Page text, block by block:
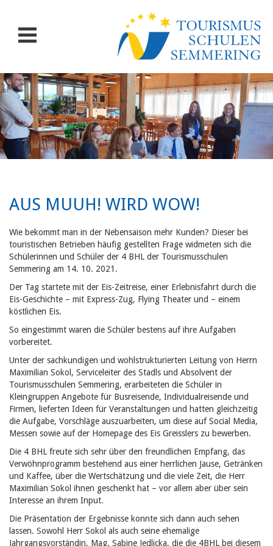
AUS MUUH! WIRD WOW!
Wie bekommt man in der Nebensaison mehr Kunden? Dieser bei
touristischen Betrieben häufig gestellten Frage widmeten sich die
Schülerinnen und Schüler der 4 BHL der Tourismusschulen
Semmering am 14. 10. 2021.
Der Tag startete mit der Eis-Zeitreise, einer Erlebnisfahrt durch die
Eis-Geschichte – mit Express-Zug, Flying Theater und – einem
köstlichen Eis.
So eingestimmt waren die Schüler bestens auf ihre Aufgaben
vorbereitet.
Unter der sachkundigen und wohlstrukturierten Leitung von Herrn
Maximilian Sokol, Serviceleiter des Stadls und Absolvent der
Tourismusschulen Semmering, erarbeiteten die Schüler in
Kleingruppen Angebote für Busreisende, Individualreisende und
Firmen, lieferten Ideen für Veranstaltungen und hatten gleichzeitig
die Aufgabe, Vorschläge auszuarbeiten, um diese auf Social Media,
Messen sowie auf der Homepage des Eis Greisslers zu bewerben.
Die 4 BHL freute sich sehr über den freundlichen Empfang, das
Verwöhnprogramm bestehend aus einer herrlichen Jause, Getränken
und Kaffee, über die Wertschätzung und die viele Zeit, die Herr
Maximilian Sokol ihnen geschenkt hat – vor allem aber über sein
Interesse an ihrem Input.
Die Präsentation der Ergebnisse konnte sich dann auch sehen
lassen. Sowohl Herr Sokol als auch seine ehemalige
Jahrgangsvorständin, Mag. Sabine Jedlicka, die die 4BHL bei diesem